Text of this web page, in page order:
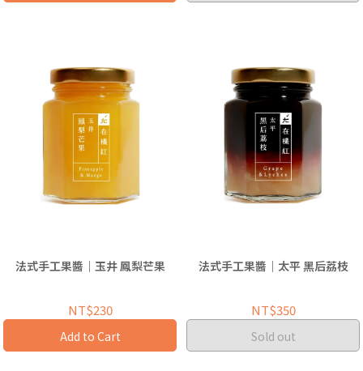
法式手工果醬｜玉井 鳳梨芒果
NT$230
Add to Cart
法式手工果醬｜太平 黑后荔枝
NT$350
Sold out